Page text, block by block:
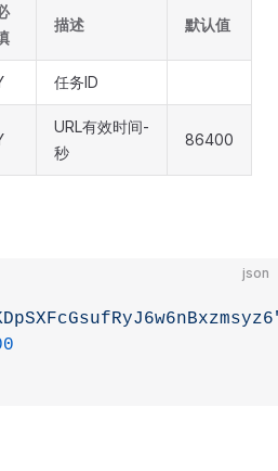
描述 默认值
任务ID
URL有效时间-
秒
86400
json